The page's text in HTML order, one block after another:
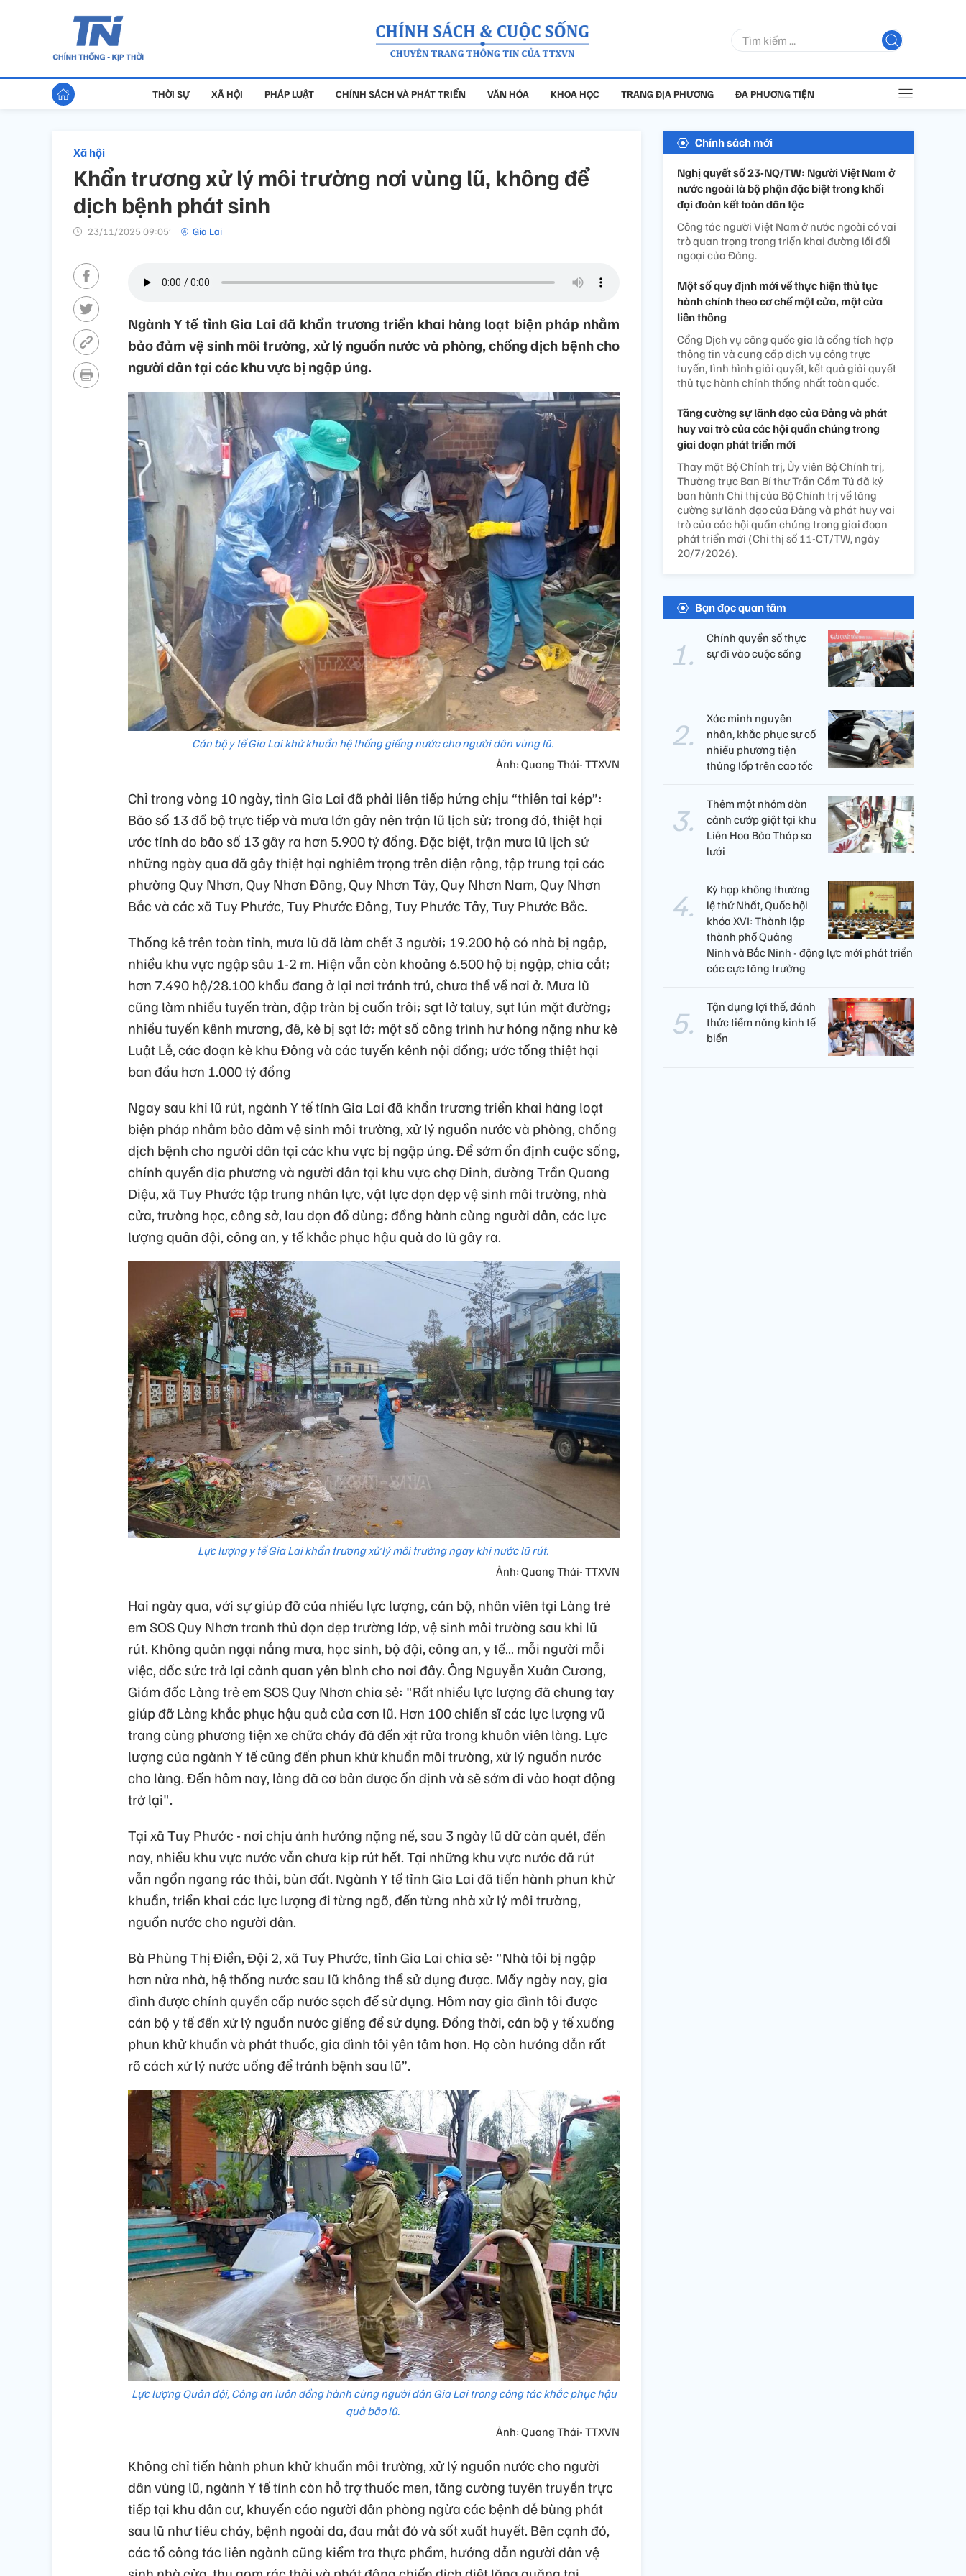
THỜI SỰ XÃ HỘI PHÁP LUẬT CHÍNH SÁCH VÀ PHÁT TRIỂN VĂN HÓA KHOA HỌC TRANG ĐỊA PHƯƠNG ĐA PHƯƠNG TIỆN
Xã hội
Khẩn trương xử lý môi trường nơi vùng lũ, không để
dịch bệnh phát sinh
23/11/2025 09:05’ Gia Lai
Ngành Y tế tỉnh Gia Lai đã khẩn trương triển khai hàng loạt biện pháp nhằm
bảo đảm vệ sinh môi trường, xử lý nguồn nước và phòng, chống dịch bệnh cho
người dân tại các khu vực bị ngập úng.
Cán bộ y tế Gia Lai khử khuẩn hệ thống giếng nước cho người dân vùng lũ.
Ảnh: Quang Thái- TTXVN
Chỉ trong vòng 10 ngày, tỉnh Gia Lai đã phải liên tiếp hứng chịu “thiên tai kép”:
Bão số 13 đổ bộ trực tiếp và mưa lớn gây nên trận lũ lịch sử; trong đó, thiệt hại
ước tính do bão số 13 gây ra hơn 5.900 tỷ đồng. Đặc biệt, trận mưa lũ lịch sử
những ngày qua đã gây thiệt hại nghiêm trọng trên diện rộng, tập trung tại các
phường Quy Nhơn, Quy Nhơn Đông, Quy Nhơn Tây, Quy Nhơn Nam, Quy Nhơn
Bắc và các xã Tuy Phước, Tuy Phước Đông, Tuy Phước Tây, Tuy Phước Bắc.
Thống kê trên toàn tỉnh, mưa lũ đã làm chết 3 người; 19.200 hộ có nhà bị ngập,
nhiều khu vực ngập sâu 1-2 m. Hiện vẫn còn khoảng 6.500 hộ bị ngập, chia cắt;
hơn 7.490 hộ/28.100 khẩu đang ở lại nơi tránh trú, chưa thể về nơi ở. Mưa lũ
cũng làm nhiều tuyến tràn, đập tràn bị cuốn trôi; sạt lở taluy, sụt lún mặt đường;
nhiều tuyến kênh mương, đê, kè bị sạt lở; một số công trình hư hỏng nặng như kè
Luật Lễ, các đoạn kè khu Đông và các tuyến kênh nội đồng; ước tổng thiệt hại
ban đầu hơn 1.000 tỷ đồng
Ngay sau khi lũ rút, ngành Y tế tỉnh Gia Lai đã khẩn trương triển khai hàng loạt
biện pháp nhằm bảo đảm vệ sinh môi trường, xử lý nguồn nước và phòng, chống
dịch bệnh cho người dân tại các khu vực bị ngập úng. Để sớm ổn định cuộc sống,
chính quyền địa phương và người dân tại khu vực chợ Dinh, đường Trần Quang
Diệu, xã Tuy Phước tập trung nhân lực, vật lực dọn dẹp vệ sinh môi trường, nhà
cửa, trường học, công sở, lau dọn đồ dùng; đồng hành cùng người dân, các lực
lượng quân đội, công an, y tế khắc phục hậu quả do lũ gây ra.
Lực lượng y tế Gia Lai khẩn trương xử lý môi trường ngay khi nước lũ rút.
Ảnh: Quang Thái- TTXVN
Hai ngày qua, với sự giúp đỡ của nhiều lực lượng, cán bộ, nhân viên tại Làng trẻ
em SOS Quy Nhơn tranh thủ dọn dẹp trường lớp, vệ sinh môi trường sau khi lũ
rút. Không quản ngại nắng mưa, học sinh, bộ đội, công an, y tế… mỗi người mỗi
việc, dốc sức trả lại cảnh quan yên bình cho nơi đây. Ông Nguyễn Xuân Cương,
Giám đốc Làng trẻ em SOS Quy Nhơn chia sẻ: "Rất nhiều lực lượng đã chung tay
giúp đỡ Làng khắc phục hậu quả của cơn lũ. Hơn 100 chiến sĩ các lực lượng vũ
trang cùng phương tiện xe chữa cháy đã đến xịt rửa trong khuôn viên làng. Lực
lượng của ngành Y tế cũng đến phun khử khuẩn môi trường, xử lý nguồn nước
cho làng. Đến hôm nay, làng đã cơ bản được ổn định và sẽ sớm đi vào hoạt động
trở lại".
Tại xã Tuy Phước - nơi chịu ảnh hưởng nặng nề, sau 3 ngày lũ dữ càn quét, đến
nay, nhiều khu vực nước vẫn chưa kịp rút hết. Tại những khu vực nước đã rút
vẫn ngổn ngang rác thải, bùn đất. Ngành Y tế tỉnh Gia Lai đã tiến hành phun khử
khuẩn, triển khai các lực lượng đi từng ngõ, đến từng nhà xử lý môi trường,
nguồn nước cho người dân.
Bà Phùng Thị Điền, Đội 2, xã Tuy Phước, tỉnh Gia Lai chia sẻ: "Nhà tôi bị ngập
hơn nửa nhà, hệ thống nước sau lũ không thể sử dụng được. Mấy ngày nay, gia
đình được chính quyền cấp nước sạch để sử dụng. Hôm nay gia đình tôi được
cán bộ y tế đến xử lý nguồn nước giếng để sử dụng. Đồng thời, cán bộ y tế xuống
phun khử khuẩn và phát thuốc, gia đình tôi yên tâm hơn. Họ còn hướng dẫn rất
rõ cách xử lý nước uống để tránh bệnh sau lũ”.
Lực lượng Quân đội, Công an luôn đồng hành cùng người dân Gia Lai trong công tác khắc phục hậu
quả bão lũ.
Ảnh: Quang Thái- TTXVN
Không chỉ tiến hành phun khử khuẩn môi trường, xử lý nguồn nước cho người
dân vùng lũ, ngành Y tế tỉnh còn hỗ trợ thuốc men, tăng cường tuyên truyền trực
tiếp tại khu dân cư, khuyến cáo người dân phòng ngừa các bệnh dễ bùng phát
sau lũ như tiêu chảy, bệnh ngoài da, đau mắt đỏ và sốt xuất huyết. Bên cạnh đó,
các tổ công tác liên ngành cũng kiểm tra thực phẩm, hướng dẫn người dân vệ
Chính sách mới
Nghị quyết số 23-NQ/TW: Người Việt Nam ở
nước ngoài là bộ phận đặc biệt trong khối
đại đoàn kết toàn dân tộc
Công tác người Việt Nam ở nước ngoài có vai
trò quan trọng trong triển khai đường lối đối
ngoại của Đảng.
Một số quy định mới về thực hiện thủ tục
hành chính theo cơ chế một cửa, một cửa
liên thông
Cổng Dịch vụ công quốc gia là cổng tích hợp
thông tin và cung cấp dịch vụ công trực
tuyến, tình hình giải quyết, kết quả giải quyết
thủ tục hành chính thống nhất toàn quốc.
Tăng cường sự lãnh đạo của Đảng và phát
huy vai trò của các hội quần chúng trong
giai đoạn phát triển mới
Thay mặt Bộ Chính trị, Ủy viên Bộ Chính trị,
Thường trực Ban Bí thư Trần Cẩm Tú đã ký
ban hành Chỉ thị của Bộ Chính trị về tăng
cường sự lãnh đạo của Đảng và phát huy vai
trò của các hội quần chúng trong giai đoạn
phát triển mới (Chỉ thị số 11-CT/TW, ngày
20/7/2026).
Bạn đọc quan tâm
Chính quyền số thực
sự đi vào cuộc sống
Xác minh nguyên
nhân, khắc phục sự cố
nhiều phương tiện
thủng lốp trên cao tốc
Thêm một nhóm dàn
cảnh cướp giật tại khu
Liên Hoa Bảo Tháp sa
lưới
Kỳ họp không thường
lệ thứ Nhất, Quốc hội
khóa XVI: Thành lập
thành phố Quảng
Ninh và Bắc Ninh - động lực mới phát triển
các cực tăng trưởng
Tận dụng lợi thế, đánh
thức tiềm năng kinh tế
biển